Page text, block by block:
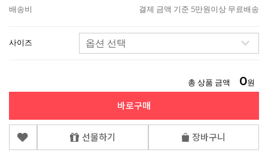
배송비 결제 금액 기준 5만원이상 무료배송
사이즈
총 상품 금액 0원
바로구매
선물하기 장바구니